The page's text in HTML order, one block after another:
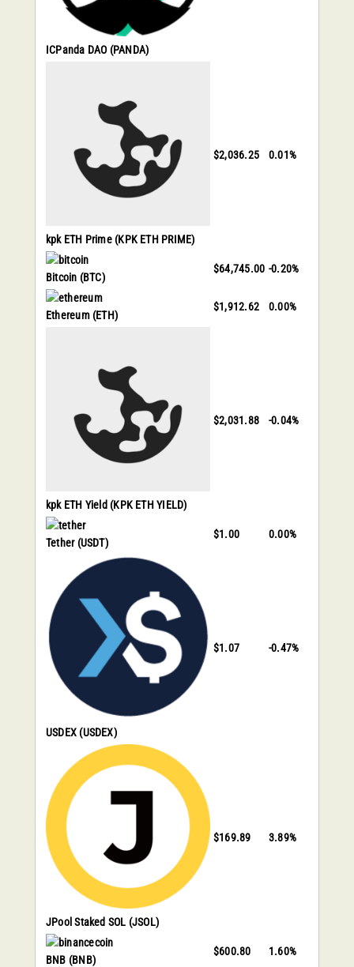
ICPanda DAO (PANDA)
kpk ETH Prime (KPK ETH PRIME)
$2,036.25 0.01%
Bitcoin (BTC)
$64,745.00 -0.20%
Ethereum (ETH)
$1,912.62 0.00%
kpk ETH Yield (KPK ETH YIELD)
$2,031.88 -0.04%
Tether (USDT)
$1.00 0.00%
USDEX (USDEX)
$1.07 -0.47%
JPool Staked SOL (JSOL)
$169.89 3.89%
BNB (BNB)
$600.80 1.60%